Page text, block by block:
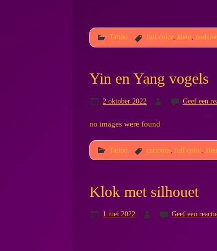
Tattoo full color, kleur,
Yin en Yang vogels
2 oktober 2022 Geef een
no images were found
Tattoo cartoons full color,
Klok met silhouet
1 mei 2022 Geef een